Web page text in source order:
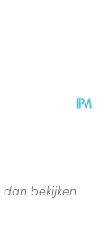
bekijken